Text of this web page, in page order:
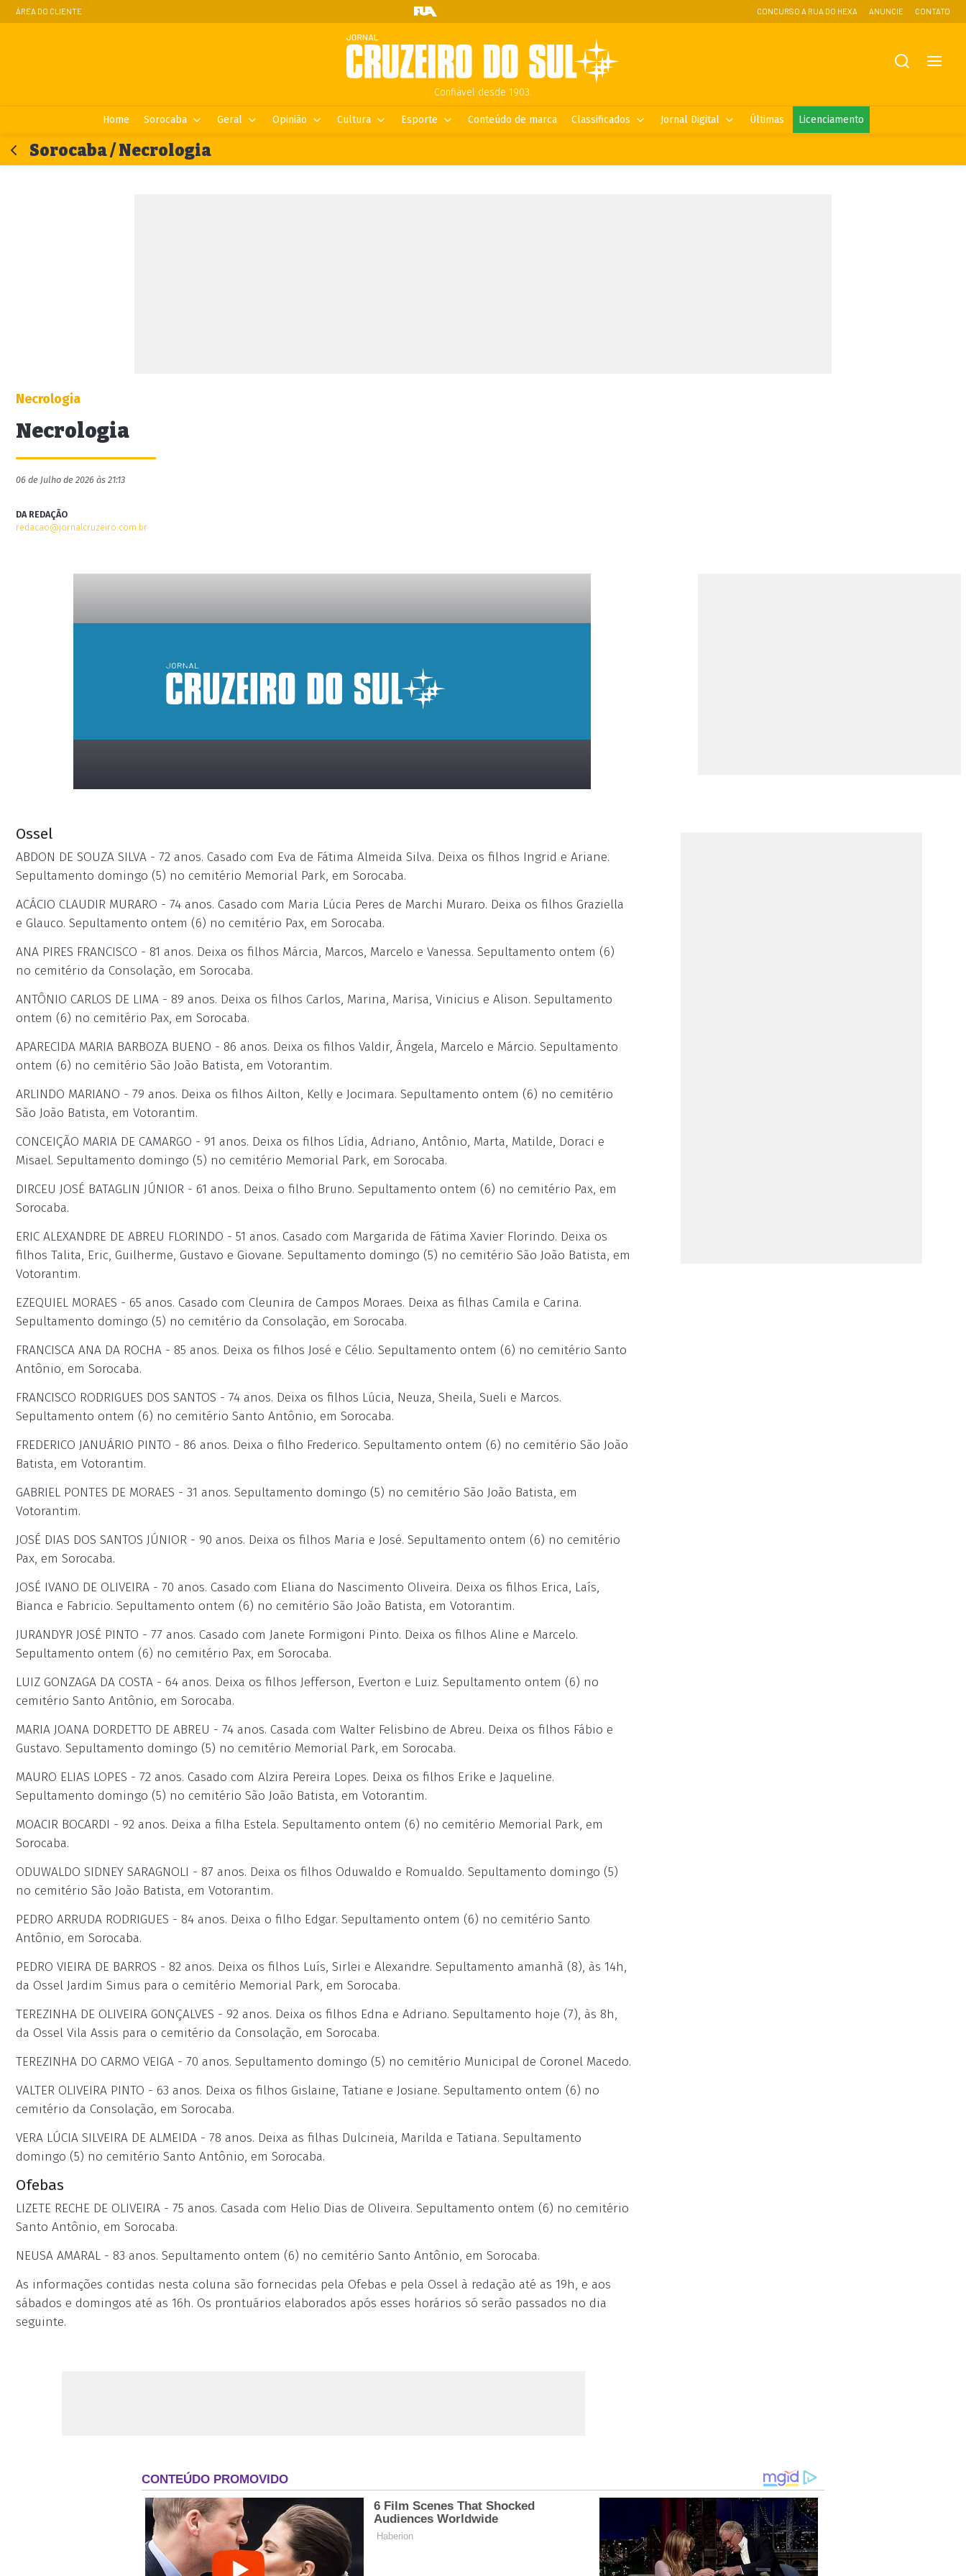
ÁREA DO CLIENTE CONCURSO A RUA DO HEXA ANUNCIE CONTATO
Confiável desde 1903.
Home Sorocaba Geral Opinião Cultura Esporte Conteúdo de marca Classificados Jornal Digital Últimas Licenciamento
Sorocaba / Necrologia
Necrologia
Necrologia
06 de Julho de 2026 às 21:13
DA REDAÇÃO
redacao@jornalcruzeiro.com.br
placeholder
Ossel
ABDON DE SOUZA SILVA - 72 anos. Casado com Eva de Fátima Almeida Silva. Deixa os filhos Ingrid e Ariane.
Sepultamento domingo (5) no cemitério Memorial Park, em Sorocaba.
ACÁCIO CLAUDIR MURARO - 74 anos. Casado com Maria Lúcia Peres de Marchi Muraro. Deixa os filhos Graziella
e Glauco. Sepultamento ontem (6) no cemitério Pax, em Sorocaba.
ANA PIRES FRANCISCO - 81 anos. Deixa os filhos Márcia, Marcos, Marcelo e Vanessa. Sepultamento ontem (6)
no cemitério da Consolação, em Sorocaba.
ANTÔNIO CARLOS DE LIMA - 89 anos. Deixa os filhos Carlos, Marina, Marisa, Vinicius e Alison. Sepultamento
ontem (6) no cemitério Pax, em Sorocaba.
APARECIDA MARIA BARBOZA BUENO - 86 anos. Deixa os filhos Valdir, Ângela, Marcelo e Márcio. Sepultamento
ontem (6) no cemitério São João Batista, em Votorantim.
ARLINDO MARIANO - 79 anos. Deixa os filhos Ailton, Kelly e Jocimara. Sepultamento ontem (6) no cemitério
São João Batista, em Votorantim.
CONCEIÇÃO MARIA DE CAMARGO - 91 anos. Deixa os filhos Lídia, Adriano, Antônio, Marta, Matilde, Doraci e
Misael. Sepultamento domingo (5) no cemitério Memorial Park, em Sorocaba.
DIRCEU JOSÉ BATAGLIN JÚNIOR - 61 anos. Deixa o filho Bruno. Sepultamento ontem (6) no cemitério Pax, em
Sorocaba.
ERIC ALEXANDRE DE ABREU FLORINDO - 51 anos. Casado com Margarida de Fátima Xavier Florindo. Deixa os
filhos Talita, Eric, Guilherme, Gustavo e Giovane. Sepultamento domingo (5) no cemitério São João Batista, em
Votorantim.
EZEQUIEL MORAES - 65 anos. Casado com Cleunira de Campos Moraes. Deixa as filhas Camila e Carina.
Sepultamento domingo (5) no cemitério da Consolação, em Sorocaba.
FRANCISCA ANA DA ROCHA - 85 anos. Deixa os filhos José e Célio. Sepultamento ontem (6) no cemitério Santo
Antônio, em Sorocaba.
FRANCISCO RODRIGUES DOS SANTOS - 74 anos. Deixa os filhos Lúcia, Neuza, Sheila, Sueli e Marcos.
Sepultamento ontem (6) no cemitério Santo Antônio, em Sorocaba.
FREDERICO JANUÁRIO PINTO - 86 anos. Deixa o filho Frederico. Sepultamento ontem (6) no cemitério São João
Batista, em Votorantim.
GABRIEL PONTES DE MORAES - 31 anos. Sepultamento domingo (5) no cemitério São João Batista, em
Votorantim.
JOSÉ DIAS DOS SANTOS JÚNIOR - 90 anos. Deixa os filhos Maria e José. Sepultamento ontem (6) no cemitério
Pax, em Sorocaba.
JOSÉ IVANO DE OLIVEIRA - 70 anos. Casado com Eliana do Nascimento Oliveira. Deixa os filhos Erica, Laís,
Bianca e Fabricio. Sepultamento ontem (6) no cemitério São João Batista, em Votorantim.
JURANDYR JOSÉ PINTO - 77 anos. Casado com Janete Formigoni Pinto. Deixa os filhos Aline e Marcelo.
Sepultamento ontem (6) no cemitério Pax, em Sorocaba.
LUIZ GONZAGA DA COSTA - 64 anos. Deixa os filhos Jefferson, Everton e Luiz. Sepultamento ontem (6) no
cemitério Santo Antônio, em Sorocaba.
MARIA JOANA DORDETTO DE ABREU - 74 anos. Casada com Walter Felisbino de Abreu. Deixa os filhos Fábio e
Gustavo. Sepultamento domingo (5) no cemitério Memorial Park, em Sorocaba.
MAURO ELIAS LOPES - 72 anos. Casado com Alzira Pereira Lopes. Deixa os filhos Erike e Jaqueline.
Sepultamento domingo (5) no cemitério São João Batista, em Votorantim.
MOACIR BOCARDI - 92 anos. Deixa a filha Estela. Sepultamento ontem (6) no cemitério Memorial Park, em
Sorocaba.
ODUWALDO SIDNEY SARAGNOLI - 87 anos. Deixa os filhos Oduwaldo e Romualdo. Sepultamento domingo (5)
no cemitério São João Batista, em Votorantim.
PEDRO ARRUDA RODRIGUES - 84 anos. Deixa o filho Edgar. Sepultamento ontem (6) no cemitério Santo
Antônio, em Sorocaba.
PEDRO VIEIRA DE BARROS - 82 anos. Deixa os filhos Luís, Sirlei e Alexandre. Sepultamento amanhã (8), às 14h,
da Ossel Jardim Simus para o cemitério Memorial Park, em Sorocaba.
TEREZINHA DE OLIVEIRA GONÇALVES - 92 anos. Deixa os filhos Edna e Adriano. Sepultamento hoje (7), às 8h,
da Ossel Vila Assis para o cemitério da Consolação, em Sorocaba.
TEREZINHA DO CARMO VEIGA - 70 anos. Sepultamento domingo (5) no cemitério Municipal de Coronel Macedo.
VALTER OLIVEIRA PINTO - 63 anos. Deixa os filhos Gislaine, Tatiane e Josiane. Sepultamento ontem (6) no
cemitério da Consolação, em Sorocaba.
VERA LÚCIA SILVEIRA DE ALMEIDA - 78 anos. Deixa as filhas Dulcineia, Marilda e Tatiana. Sepultamento
domingo (5) no cemitério Santo Antônio, em Sorocaba.
Ofebas
LIZETE RECHE DE OLIVEIRA - 75 anos. Casada com Helio Dias de Oliveira. Sepultamento ontem (6) no cemitério
Santo Antônio, em Sorocaba.
NEUSA AMARAL - 83 anos. Sepultamento ontem (6) no cemitério Santo Antônio, em Sorocaba.
As informações contidas nesta coluna são fornecidas pela Ofebas e pela Ossel à redação até as 19h, e aos
sábados e domingos até as 16h. Os prontuários elaborados após esses horários só serão passados no dia
seguinte.